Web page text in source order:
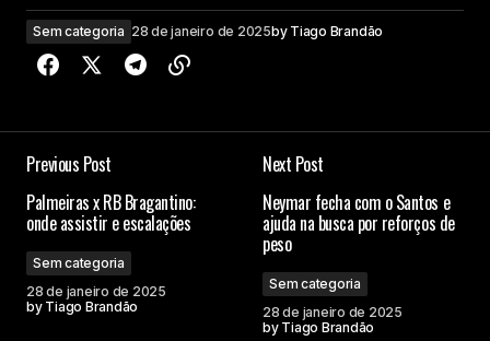
Sem categoria 28 de janeiro de 2025by Tiago Brandão
Previous Post
Palmeiras x RB Bragantino:
onde assistir e escalações
Sem categoria
28 de janeiro de 2025
by Tiago Brandão
Next Post
Neymar fecha com o Santos e
ajuda na busca por reforços de
peso
Sem categoria
28 de janeiro de 2025
by Tiago Brandão